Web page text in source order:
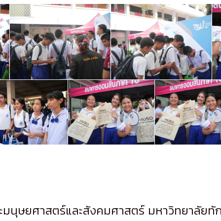
นุษยศาสตร์และสังคมศาสตร์ มหาวิทยาลัย